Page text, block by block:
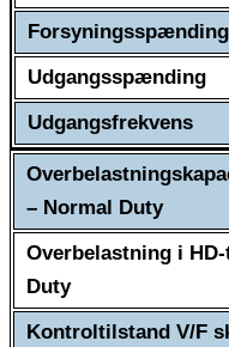
Forsyningsspænding
Udgangsspænding
Udgangsfrekvens
– Normal Duty
Overbelastning i
Duty
Kontroltilstand V/F